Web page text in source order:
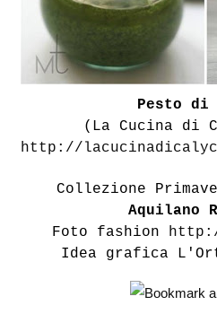
Pesto di
(La Cucina di
http://
Collezione
Aquilano
Foto fashion
Idea grafica